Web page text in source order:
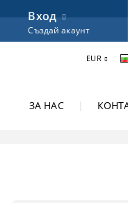
EUR
ЗА НАС
Вход
Създай акаунт